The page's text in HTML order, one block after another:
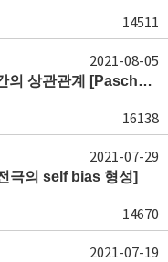
14511
CCP plasma에서 gap과 Pressure간의 상관관계 [Paschen's Law, P-d 방전 곡선]
16138
2021-08-05
극의 self bias 형성]
14670
2021-07-29
2021-07-19